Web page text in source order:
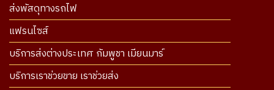
ส่งพัสดุทางรถไฟ
แฟรนไซส์
บริการส่งต่างประเทศ กัมพูชา เมียนมาร์
บริการเราช่วยขาย เราช่วยส่ง